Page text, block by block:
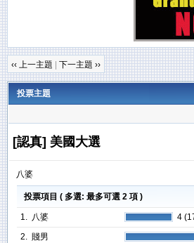
‹‹ 上一主題 下一主題 ››
投票主題
[認真] 美國大選
八婆
投票項目 ( 多選: 最多可選 2 項 )
1. 八婆
4
2. 賤男